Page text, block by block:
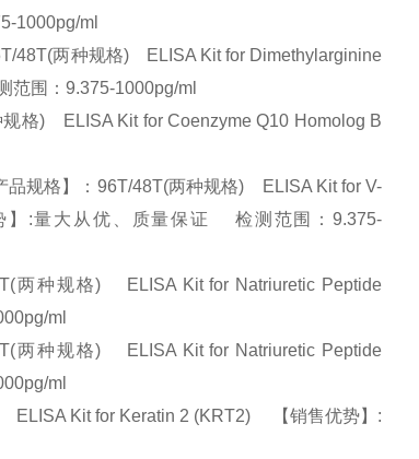
1000pg/ml
48T(两种规格) ELISA Kit for Dimethylarginine
范围：9.375-1000pg/ml
格) ELISA Kit for Coenzyme Q10 Homolog B
规格】：96T/48T(两种规格) ELISA Kit for V-
】:量大从优、质量保证 检测范围：9.375-
种规格) ELISA Kit for Natriuretic Peptide
ml
种规格) ELISA Kit for Natriuretic Peptide
ml
Kit for Keratin 2 (KRT2) 【销售优势】: